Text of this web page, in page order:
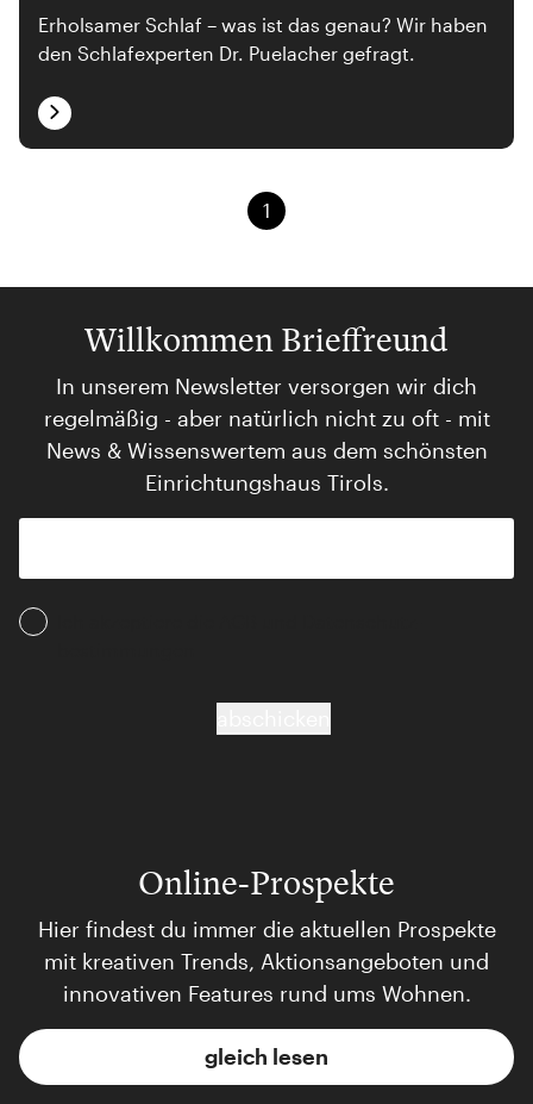
Erholsamer Schlaf – was ist das genau? Wir haben
den Schlafexperten Dr. Puelacher gefragt.
1
Willkommen Brieffreund
In unserem Newsletter versorgen wir dich
regelmäßig - aber natürlich nicht zu oft - mit
News & Wissenswertem aus dem schönsten
Einrichtungshaus Tirols.
Online-Prospekte
Hier findest du immer die aktuellen Prospekte
mit kreativen Trends, Aktionsangeboten und
innovativen Features rund ums Wohnen.
gleich lesen